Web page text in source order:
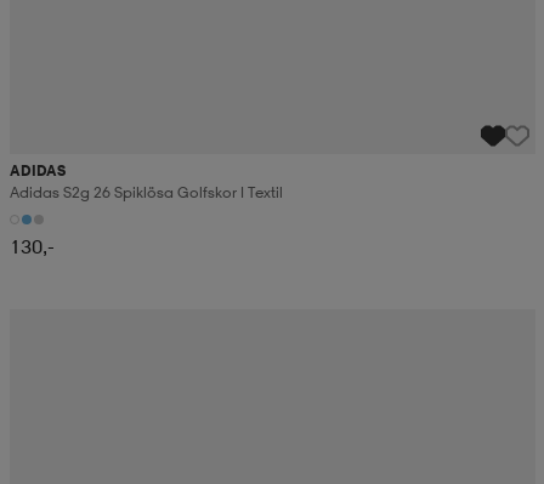
ADIDAS
Adidas S2g 26 Spiklösa Golfskor I Textil
130,-